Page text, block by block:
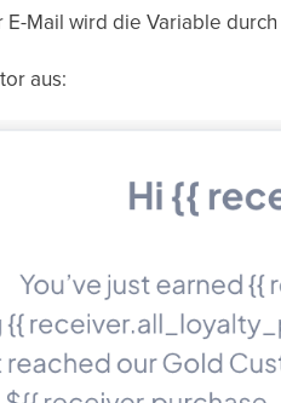
Mail wird die Variable
aus: